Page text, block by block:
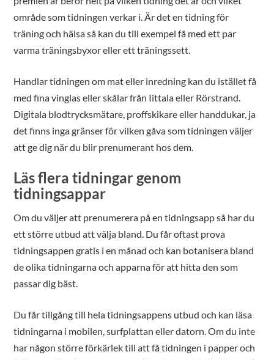
område som tidningen verkar i. Är det en tidning för
träning och hälsa så kan du till exempel få med ett par
varma träningsbyxor eller ett träningssett.
Handlar tidningen om mat eller inredning kan du istället få
med fina vinglas eller skålar från Iittala eller Rörstrand.
Digitala blodtrycksmätare, proffskikare eller handdukar, ja
det finns inga gränser för vilken gåva som tidningen väljer
att ge dig när du blir prenumerant hos dem.
Läs flera tidningar genom
tidningsappar
Om du väljer att prenumerera på en tidningsapp så har du
ett större utbud att välja bland. Du får oftast prova
tidningsappen gratis i en månad och kan botanisera bland
de olika tidningarna och apparna för att hitta den som
passar dig bäst.
Du får tillgång till hela tidningsappens utbud och kan läsa
tidningarna i mobilen, surfplattan eller datorn. Om du inte
har någon större förkärlek till att få tidningen i papper och